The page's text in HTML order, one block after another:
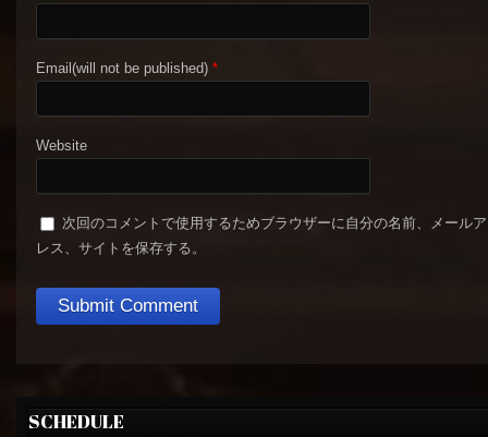
Email(will not be published) *
Website
次回のコメントで使用するためブラウザーに自分の名前、メール
レス、サイトを保存する。
SCHEDULE